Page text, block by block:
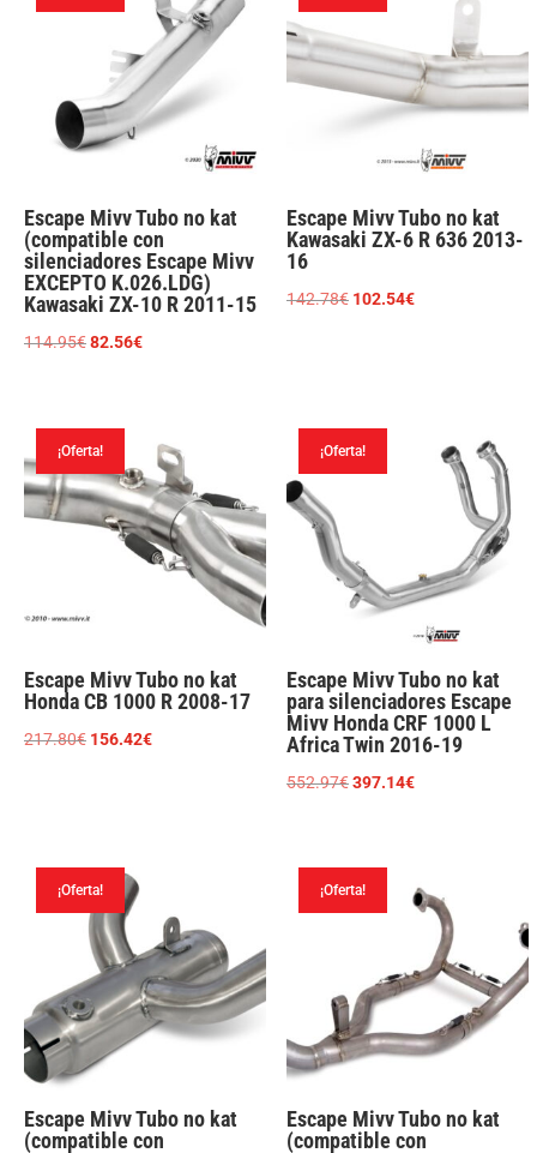
Escape Mivv Tubo no kat
(compatible con
silenciadores Escape Mivv
EXCEPTO K.026.LDG)
Kawasaki ZX-10 R 2011-15
114.95€El
era:
114.95€.
82.56€El
82.56€.
Escape Mivv Tubo no kat
Kawasaki ZX-6 R 636 2013-
16
142.78€ El
102.54€El
¡Oferta!
Escape Mivv Tubo no kat
Honda CB 1000 R 2008-17
217.80€ El
156.42€El
¡Oferta!
Escape Mivv Tubo no kat
para silenciadores Escape
Mivv Honda CRF 1000 L
Africa Twin 2016-19
552.97€El
552.97€.
397.14€El
397.14€.
¡Oferta!
Escape Mivv Tubo no kat
(compatible con
¡Oferta!
Escape Mivv Tubo no kat
(compatible con